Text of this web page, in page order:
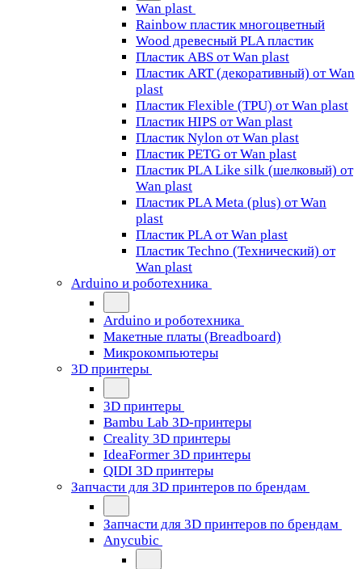
Wan plast
Rainbow пластик многоцветный
Wood древесный PLA пластик
Пластик ABS от Wan plast
Пластик ART (декоративный) от Wan
plast
Пластик Flexible (TPU) от Wan plast
Пластик HIPS от Wan plast
Пластик Nylon от Wan plast
Пластик PETG от Wan plast
Пластик PLA Like silk (шелковый) от
Wan plast
Пластик PLA Meta (plus) от Wan
plast
Пластик PLA от Wan plast
Пластик Techno (Технический) от
Wan plast
Arduino и роботехника
Arduino и роботехника
Макетные платы (Breadboard)
Микрокомпьютеры
3D принтеры
3D принтеры
Bambu Lab 3D-принтеры
Creality 3D принтеры
IdeaFormer 3D принтеры
QIDI 3D принтеры
Запчасти для 3D принтеров по брендам
Запчасти для 3D принтеров по брендам
Anycubic